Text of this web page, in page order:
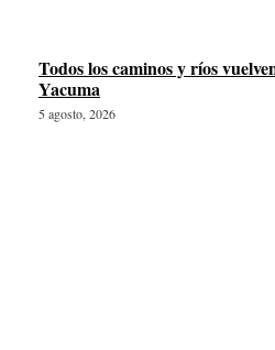
Todos los caminos y ríos
Yacuma
5 agosto, 2026